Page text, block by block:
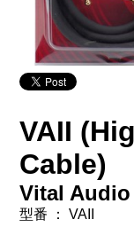
VAII
Cable)
Vital Audio
型番 ： VAII